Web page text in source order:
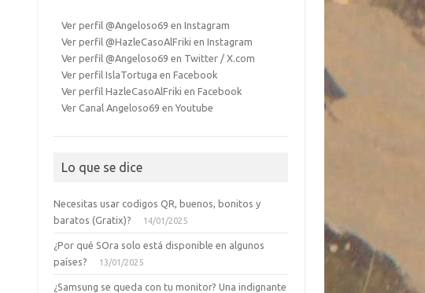
Ver perfil @Angeloso69 en Instagram
Ver perfil @HazleCasoAlFriki en Instagram
Ver perfil @Angeloso69 en Twitter / X.com
Ver perfil IslaTortuga en Facebook
Ver perfil HazleCasoAlFriki en Facebook
Ver Canal Angeloso69 en Youtube
Lo que se dice
Necesitas usar codigos QR, buenos, bonitos y
baratos (Gratix)?
14/01/2025
¿Por qué SOra solo está disponible en algunos
países?
13/01/2025
¿Samsung se queda con tu monitor? Una indignante